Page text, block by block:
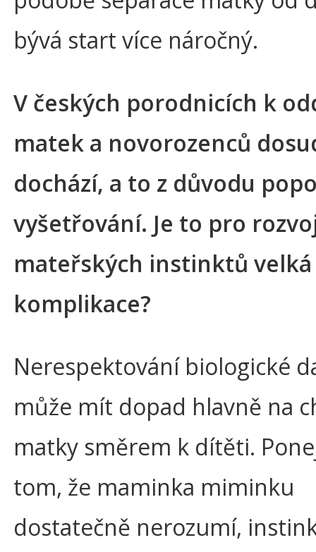
bývá start více náročný.
V českých porodnicích k
matek a novorozenců
dochází, a to z důvodu
vyšetřování. Je to pro
mateřských instinktů velká
komplikace?
Nerespektování biologické
může mít dopad hlavně na
matky směrem k dítěti.
tom, že maminka miminku
dostatečně nerozumí,